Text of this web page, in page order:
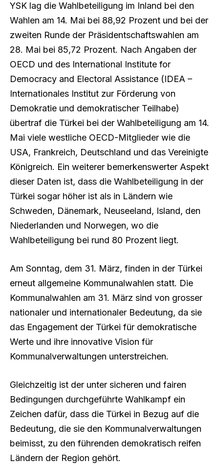
YSK lag die Wahlbeteiligung im Inland bei den
Wahlen am 14. Mai bei 88,92 Prozent und bei der
zweiten Runde der Präsidentschaftswahlen am
28. Mai bei 85,72 Prozent. Nach Angaben der
OECD und des International Institute for
Democracy and Electoral Assistance (IDEA –
Internationales Institut zur Förderung von
Demokratie und demokratischer Teilhabe)
übertraf die Türkei bei der Wahlbeteiligung am 14.
Mai viele westliche OECD-Mitglieder wie die
USA, Frankreich, Deutschland und das Vereinigte
Königreich. Ein weiterer bemerkenswerter Aspekt
dieser Daten ist, dass die Wahlbeteiligung in der
Türkei sogar höher ist als in Ländern wie
Schweden, Dänemark, Neuseeland, Island, den
Niederlanden und Norwegen, wo die
Wahlbeteiligung bei rund 80 Prozent liegt.
Am Sonntag, dem 31. März, finden in der Türkei
erneut allgemeine Kommunalwahlen statt. Die
Kommunalwahlen am 31. März sind von grosser
nationaler und internationaler Bedeutung, da sie
das Engagement der Türkei für demokratische
Werte und ihre innovative Vision für
Kommunalverwaltungen unterstreichen.
Gleichzeitig ist der unter sicheren und fairen
Bedingungen durchgeführte Wahlkampf ein
Zeichen dafür, dass die Türkei in Bezug auf die
Bedeutung, die sie den Kommunalverwaltungen
beimisst, zu den führenden demokratisch reifen
Ländern der Region gehört.